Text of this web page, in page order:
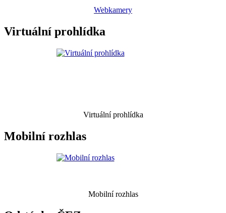
Webkamery
Virtuální prohlídka
Virtuální prohlídka
Mobilní rozhlas
Mobilní rozhlas